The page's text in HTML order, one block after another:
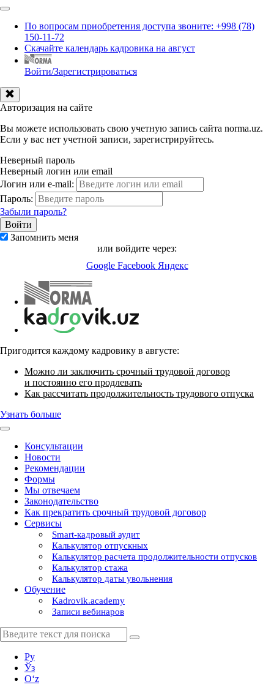
По вопросам приобретения доступа звоните: +998 (78)
150-11-72
Скачайте календарь кадровика на август
Войти/Зарегистрироваться
Авторизация на сайте
Вы можете использовать свою учетную запись сайта norma.uz.
Если у вас нет учетной записи, зарегистрируйтесь.
Неверный пароль
Неверный логин или email
Логин или e-mail:
Пароль:
Забыли пароль?
Запомнить меня
или войдите через:
Google Facebook Яндекс
Пригодится каждому кадровику в августе:
Можно ли заключить срочный трудовой договор
и постоянно его продлевать
Как рассчитать продолжительность трудового отпуска
Узнать больше
Консультации
Новости
Рекомендации
Формы
Мы отвечаем
Законодательство
Как прекратить срочный трудовой договор
Сервисы
Smart-кадровый аудит
Калькулятор отпускных
Калькулятор расчета продолжительности отпусков
Калькулятор стажа
Калькулятор даты увольнения
Обучение
Kadrovik.academy
Записи вебинаров
Ру
Ўз
Oʻz